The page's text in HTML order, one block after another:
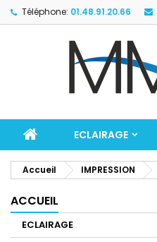
Téléphone: 01.48.91.20.66
ECLAIRAGE
Accueil IMPRESSION
ACCUEIL
ECLAIRAGE